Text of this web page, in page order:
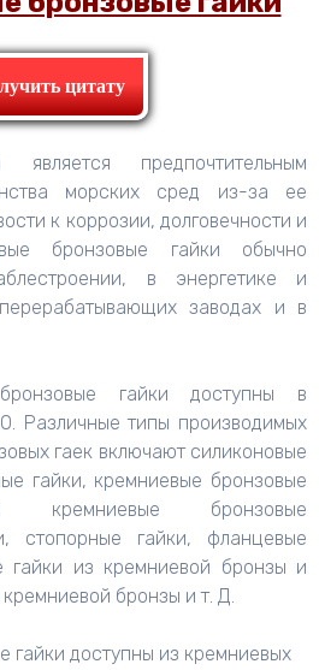
цитату
является предпочтительным
морских сред из-за ее
к коррозии, долговечности и
бронзовые гайки обычно
в энергетике и
заводах и в
гайки доступны в
Различные типы производимых
гаек включают силиконовые
гайки, кремниевые бронзовые
кремниевые бронзовые
стопорные гайки, фланцевые
гайки из кремниевой бронзы и
бронзы и т. Д.
гайки доступны из кремниевых